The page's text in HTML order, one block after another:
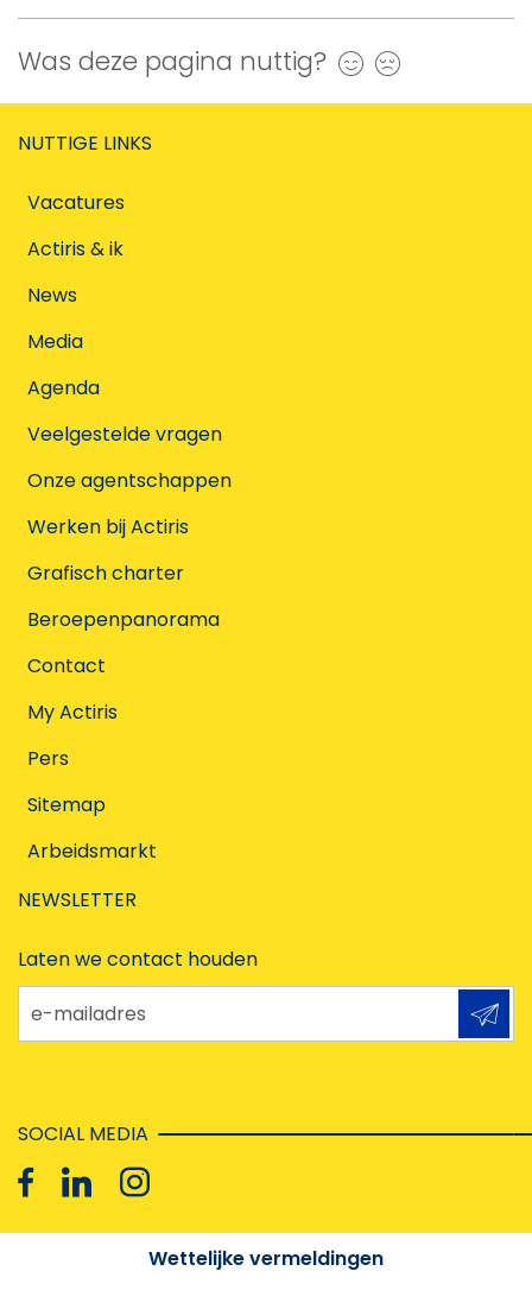
Was deze pagina nuttig? Ja
NUTTIGE LINKS
Vacatures
Actiris & ik
News
Media
Agenda
Veelgestelde vragen
Onze agentschappen
Werken bij Actiris
Grafisch charter
Beroepenpanorama
Contact
My Actiris
Pers
Sitemap
Arbeidsmarkt
NEWSLETTER
Laten we contact houden
e-mailadres
SOCIAL MEDIA
Wettelijke vermeldingen